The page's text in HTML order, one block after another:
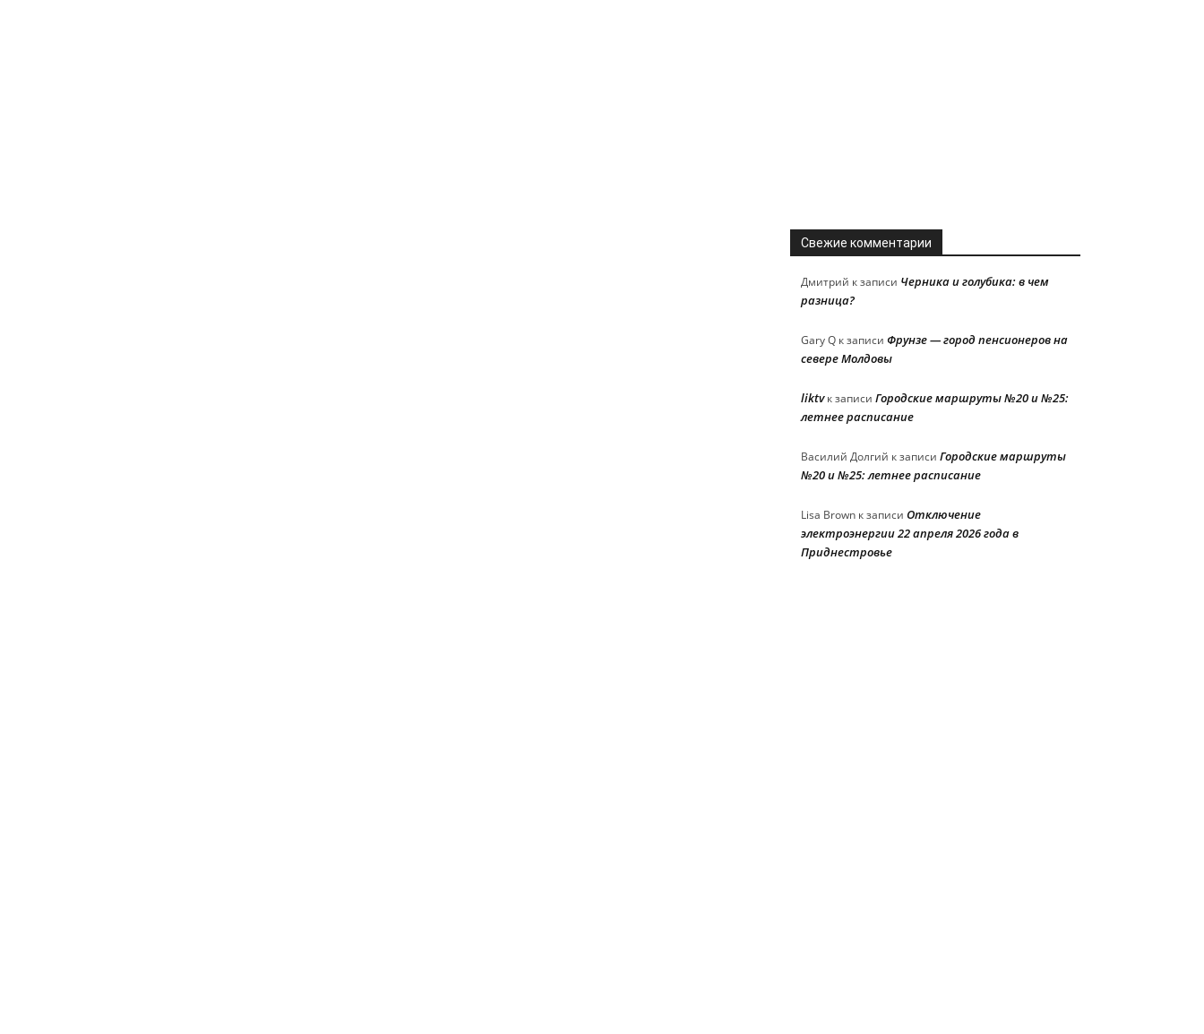
Свежие комментарии
Дмитрий к записи Черника и голубика: в чем
разница?
Gary Q к записи Фрунзе — город пенсионеров на
севере Молдовы
liktvк записи Городские маршруты №20 и №25:
летнее расписание
Василий Долгий к записи Городские маршруты
№20 и №25: летнее расписание
Lisa Brown к записи Отключение
электроэнергии 22 апреля 2026 года в
Приднестровье